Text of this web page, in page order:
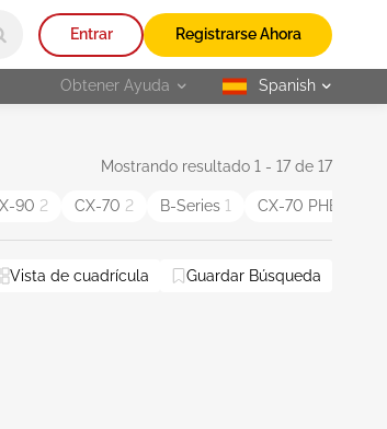
Entrar Registrarse Ahora
Obtener Ayuda selected
Spanish
Mostrando resultado 1 - 17 de 17
90 2 CX-70 2 B-Series 1 CX-70 PHEV
West Virginia Restablecer todo
Vista de cuadrícula Guardar Búsqueda